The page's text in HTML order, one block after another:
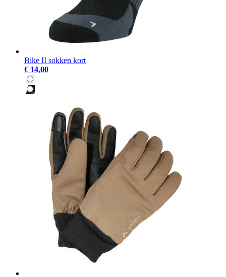
Bike II sokken kort
€ 14,00